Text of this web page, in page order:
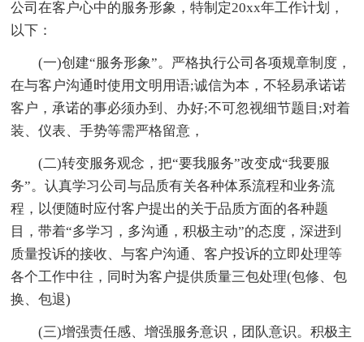
公司在客户心中的服务形象，特制定20xx年工作计划，
以下：
(一)创建“服务形象”。严格执行公司各项规章制度，
在与客户沟通时使用文明用语;诚信为本，不轻易承诺诺
客户，承诺的事必须办到、办好;不可忽视细节题目;对着
装、仪表、手势等需严格留意，
(二)转变服务观念，把“要我服务”改变成“我要服
务”。认真学习公司与品质有关各种体系流程和业务流
程，以便随时应付客户提出的关于品质方面的各种题
目，带着“多学习，多沟通，积极主动”的态度，深进到
质量投诉的接收、与客户沟通、客户投诉的立即处理等
各个工作中往，同时为客户提供质量三包处理(包修、包
换、包退)
(三)增强责任感、增强服务意识，团队意识。积极主